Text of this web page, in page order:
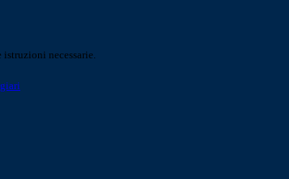
necessarie.